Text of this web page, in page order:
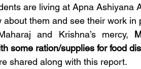
are living at Apna Ashiyana
them and see their work in
and Krishna’s mercy,
some ration/supplies for food
shared along with this report.